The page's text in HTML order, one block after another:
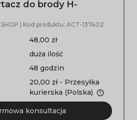
do brody H-
| Kod produktu: ACT-137402
48,00 zł
duża ilość
48 godzin
20,00 zł - Przesyłka
kurierska (Polska)
konsultacja